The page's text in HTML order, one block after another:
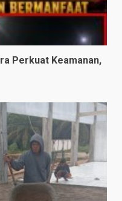
Perkuat Keamanan,